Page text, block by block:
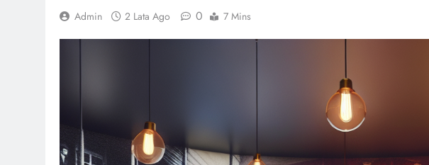
Admin 2 Lata Ago 0 7 Mins